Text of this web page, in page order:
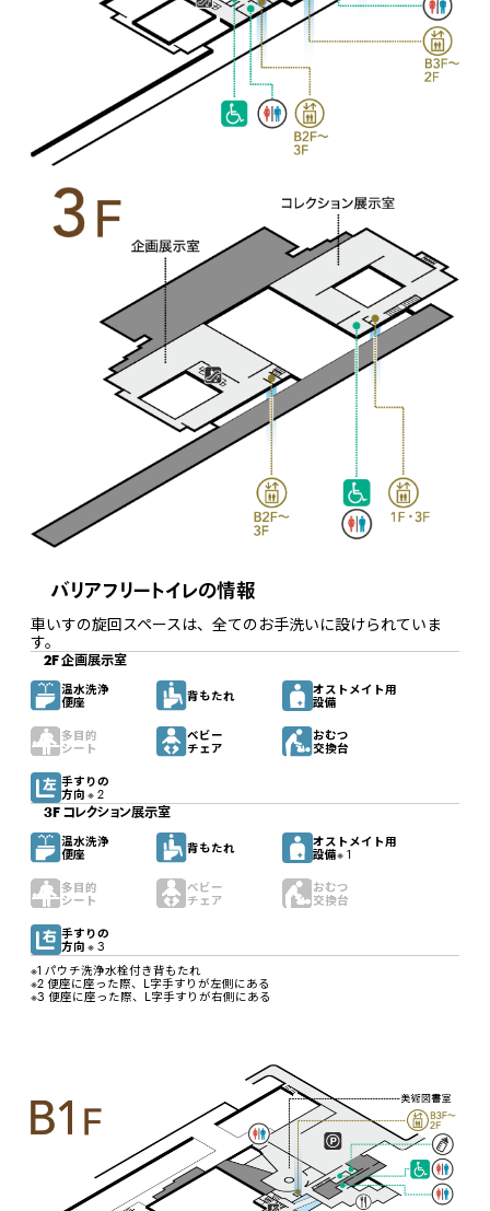
バリアフリートイレの情報
車いすの旋回スペースは、全てのお手洗いに設けられていま
す。
2F 企画展示室
温水洗浄
便座
背もたれ
オストメイト用
設備
多目的
シート
ベビー
チェア
おむつ
交換台
手すりの
方向 ※ 2
3F コレクション展示室
温水洗浄
便座
背もたれ
オストメイト用
設備※ 1
多目的
シート
ベビー
チェア
おむつ
交換台
手すりの
方向 ※ 3
※1 パウチ洗浄水栓付き背もたれ
※2 便座に座った際、L字手すりが左側にある
※3 便座に座った際、L字手すりが右側にある